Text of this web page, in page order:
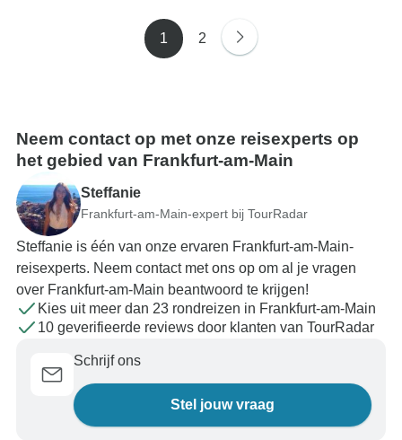
1 2
Neem contact op met onze reisexperts op
het gebied van Frankfurt-am-Main
Steffanie
Frankfurt-am-Main-expert bij TourRadar
Steffanie is één van onze ervaren Frankfurt-am-Main-
reisexperts. Neem contact met ons op om al je vragen
over Frankfurt-am-Main beantwoord te krijgen!
Kies uit meer dan 23 rondreizen in Frankfurt-am-Main
10 geverifieerde reviews door klanten van TourRadar
Schrijf ons
Stel jouw vraag